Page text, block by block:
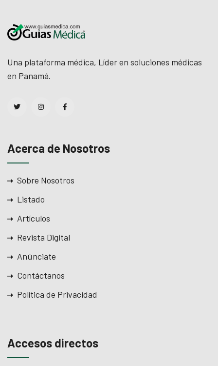
Una plataforma médica, Líder en soluciones médicas
en Panamá.
Acerca de Nosotros
Sobre Nosotros
Listado
Artículos
Revista Digital
Anúnciate
Contáctanos
Política de Privacidad
Accesos directos